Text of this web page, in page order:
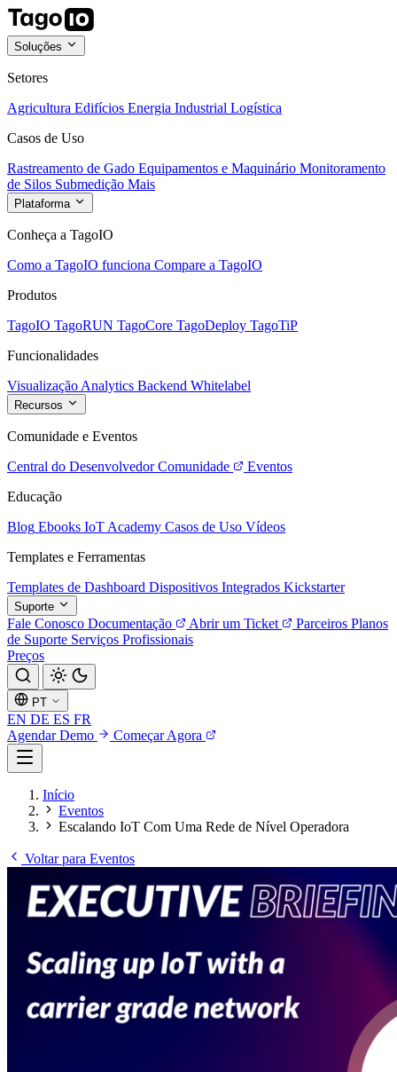
Soluções
Setores
Agricultura Edifícios Energia Industrial Logística
Casos de Uso
Rastreamento de Gado Equipamentos e Maquinário Monitoramento
de Silos Submedição Mais
Plataforma
Conheça a TagoIO
Como a TagoIO funciona Compare a TagoIO
Produtos
TagoIO TagoRUN TagoCore TagoDeploy TagoTiP
Funcionalidades
Visualização Analytics Backend Whitelabel
Recursos
Comunidade e Eventos
Central do Desenvolvedor Comunidade
Eventos
Educação
Blog Ebooks IoT Academy Casos de Uso Vídeos
Templates e Ferramentas
Templates de Dashboard Dispositivos Integrados Kickstarter
Suporte
Fale Conosco Documentação Abrir um Ticket Parceiros Planos
de Suporte Serviços Profissionais
Preços
PT
EN DE ES FR
Agendar Demo
Começar Agora
Início
Eventos
Escalando IoT Com Uma Rede de Nível Operadora
Voltar para Eventos